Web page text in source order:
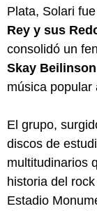
Plata, Solari
Rey y sus
consolidó un
Skay Beilinson
música popular
El grupo,
discos de
multitudinarios
historia del
Estadio